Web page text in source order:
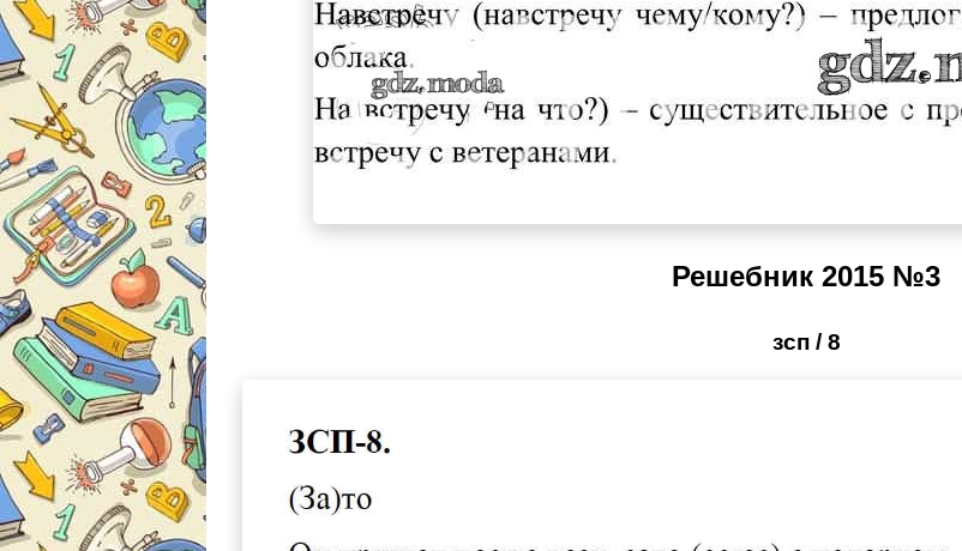
Решебник 2015 №3
зсп / 8